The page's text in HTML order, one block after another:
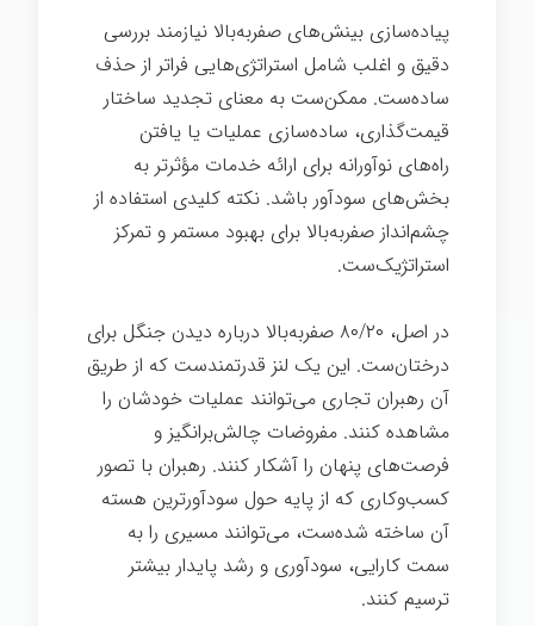
پیاده‌سازی بینش‌های صفربه‌بالا نیازمند بررسی
دقیق و اغلب شامل استراتژی‌هایی فراتر از حذف
ساده‌ست. ممکن‌ست به معنای تجدید ساختار
قیمت‌گذاری، ساده‌سازی عملیات یا یافتن
راه‌های نوآورانه برای ارائه خدمات مؤثرتر به
بخش‌های سودآور باشد. نکته کلیدی استفاده از
چشم‌انداز صفربه‌بالا برای بهبود مستمر و تمرکز
استراتژیک‌ست.
در اصل، ۸۰/۲۰ صفربه‌بالا درباره دیدن جنگل برای
درختان‌ست. این یک لنز قدرتمندست که از طریق
آن رهبران تجاری می‌توانند عملیات خودشان را
مشاهده کنند. مفروضات چالش‌برانگیز و
فرصت‌های پنهان را آشکار کنند. رهبران با تصور
کسب‌وکاری که از پایه حول سودآورترین هسته
آن ساخته شده‌ست، می‌توانند مسیری را به
سمت کارایی، سودآوری و رشد پایدار بیشتر
ترسیم کنند.